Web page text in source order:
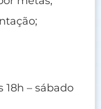
18h – sábado